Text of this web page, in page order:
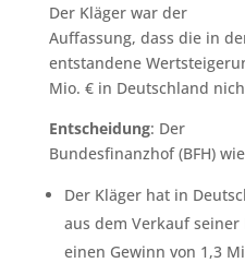
Der Kläger war der
Auffassung, dass die in
entstandene
Mio. € in Deutschland
Entscheidung: Der
Bundesfinanzhof (BFH)
Der Kläger hat in
aus dem Verkauf
einen Gewinn von 1,3